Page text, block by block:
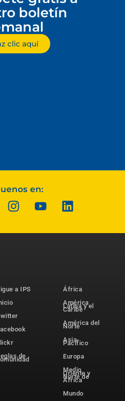
boletín
clic aquí
en:
a IPS
de
África
América
Latina y el
Caribe
América del
Norte
Asia-
Pacífico
Europa
Medio
Oriente y
Norte de
África
Mundo